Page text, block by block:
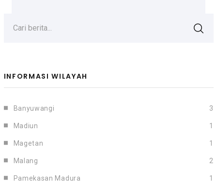
Cari berita...
INFORMASI WILAYAH
Banyuwangi 3
Madiun 1
Magetan 1
Malang 2
Pamekasan Madura 1